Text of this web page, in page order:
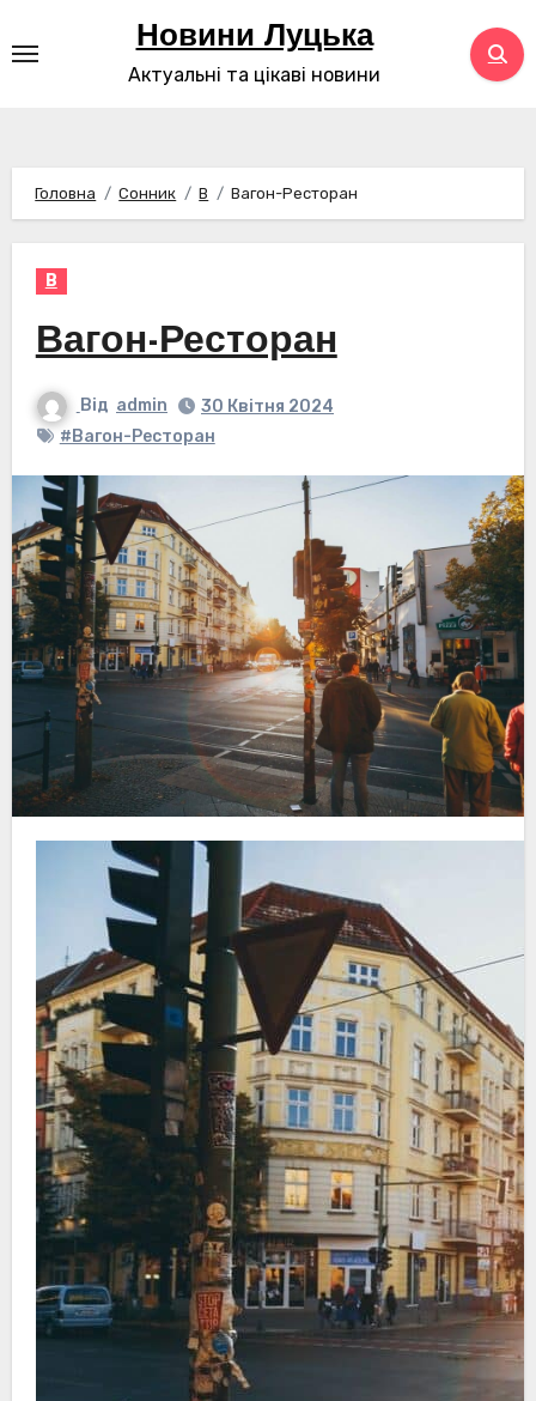
до
Новини Луцька
Актуальні та цікаві новини
Головна Сонник В Вагон-Ресторан
В
Вагон-Ресторан
Від admin
30 Квітня 2024
#Вагон-Ресторан